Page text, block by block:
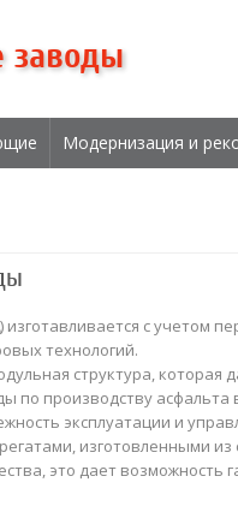
заводы
Модернизация и
) изготавливается с учетом
технологий.
структура, которая
по производству
эксплуатации и
изготовленными
это дает возможность